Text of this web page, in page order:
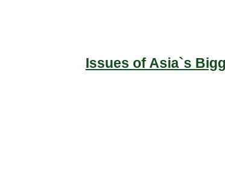
Issues of Asia`s